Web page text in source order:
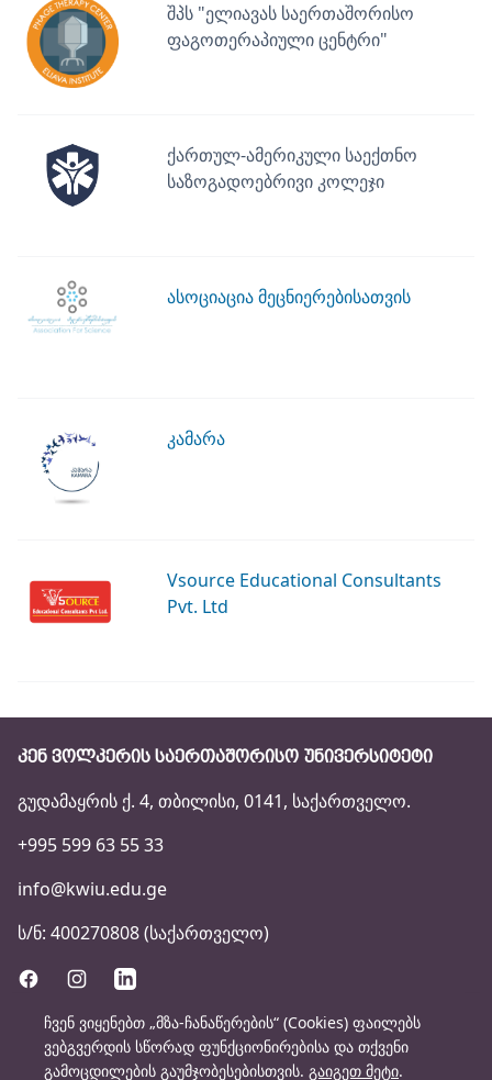
შპს "ელიავას საერთაშორისო
ფაგოთერაპიული ცენტრი"
ქართულ-ამერიკული საექთნო
საზოგადოებრივი კოლეჯი
ასოციაცია მეცნიერებისათვის
კამარა
Vsource Educational Consultants
Pvt. Ltd
ᲙᲔᲜ ᲕᲝᲚᲙᲔᲠᲘᲡ ᲡᲐᲔᲠᲗᲐᲨᲝᲠᲘᲡᲝ ᲣᲜᲘᲕᲔᲠᲡᲘᲢᲔᲢᲘ
გუდამაყრის ქ. 4, თბილისი, 0141, საქართველო.
+995 599 63 55 33
info@kwiu.edu.ge
ს/ნ: 400270808 (საქართველო)
Კონფიდენციალურობის Პოლიტიკა
ჩვენ ვიყენებთ „მზა-ჩანაწერების“ (Cookies) ფაილებს
ვებგვერდის სწორად ფუნქციონირებისა და თქვენი
გამოცდილების გაუმჯობესებისთვის. გაიგეთ მეტი.